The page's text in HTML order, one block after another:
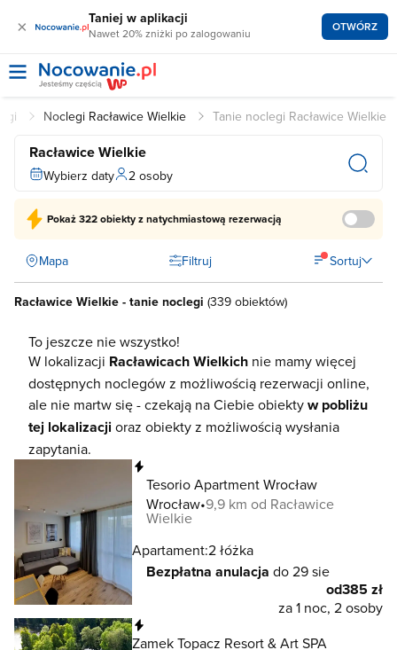
× Taniej w aplikacji
Nawet 20% zniżki po zalogowaniu OTWÓRZ
Noclegi Racławice Wielkie Tanie noclegi Racławice Wielkie
Racławice Wielkie
Wybierz daty 2 osoby
Pokaż322 obiektyz natychmiastową rezerwacją
Mapa Filtruj Sortuj
Racławice Wielkie - tanie noclegi (339 obiektów)
To jeszcze nie wszystko!
W lokalizacji Racławicach Wielkich nie mamy więcej
dostępnych noclegów z możliwością rezerwacji online,
ale nie martw się - czekają na Ciebie obiektyw pobliżu
tej lokalizacji oraz obiekty z możliwością wysłania
zapytania.
Tesorio Apartment Wrocław
Wrocław 9,9 km od Racławice
Wielkie
Apartament:2 łóżka
Bezpłatna anulacja do 29 sie
od385 zł
za 1 noc, 2 osoby
Zamek Topacz Resort & Art SPA